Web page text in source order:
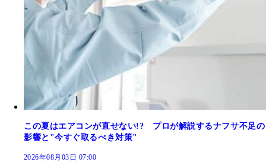
この夏はエアコンが直せない!? プロが解説するナフサ不足の
影響と"今すぐ取るべき対策"
2026年08月03日 07:00